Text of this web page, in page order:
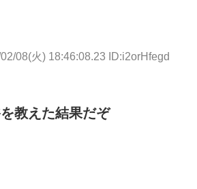
08(火) 18:46:08.23 ID:i2orHfegd
教えた結果だぞ